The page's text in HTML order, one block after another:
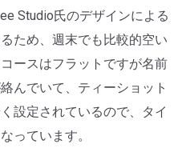
Studio氏のデザインによる
ため、週末でも比較的空い
ースはフラットですが名前
んでいて、ティーショット
設定されているので、タイ
っています。